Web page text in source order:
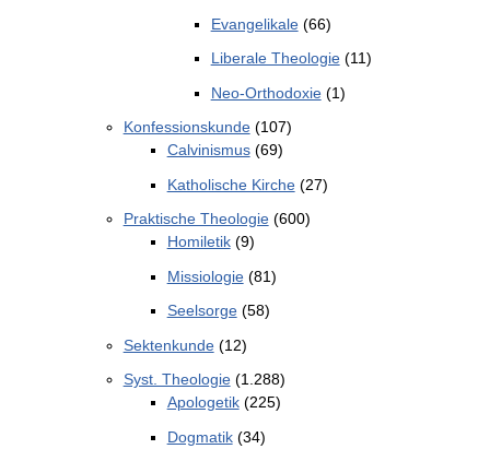
Evangelikale(66)
Liberale Theologie(11)
Neo-Orthodoxie(1)
Konfessionskunde(107)
Calvinismus(69)
Katholische Kirche(27)
Praktische Theologie(600)
Homiletik(9)
Missiologie(81)
Seelsorge(58)
Sektenkunde(12)
Syst. Theologie(1.288)
Apologetik(225)
Dogmatik(34)